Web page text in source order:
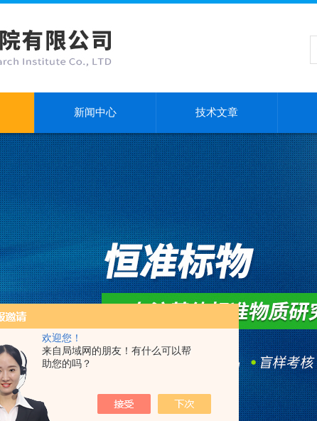
欢迎您！
来自局域网的朋友！有什么可以帮
助您的吗？
新闻中心 技术文章